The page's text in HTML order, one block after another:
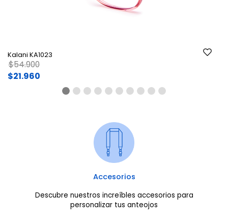
Kalani KA1023
Price reduced from
$54.900to
$21.960
Accesorios
Descubre nuestros increíbles accesorios para
personalizar tus anteojos